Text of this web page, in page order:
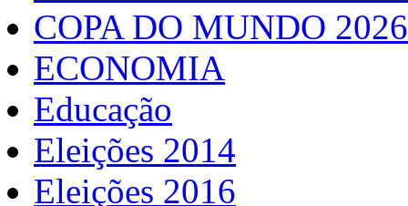
COPA DO MUNDO 2026
ECONOMIA
Educação
Eleições 2014
Eleições 2016